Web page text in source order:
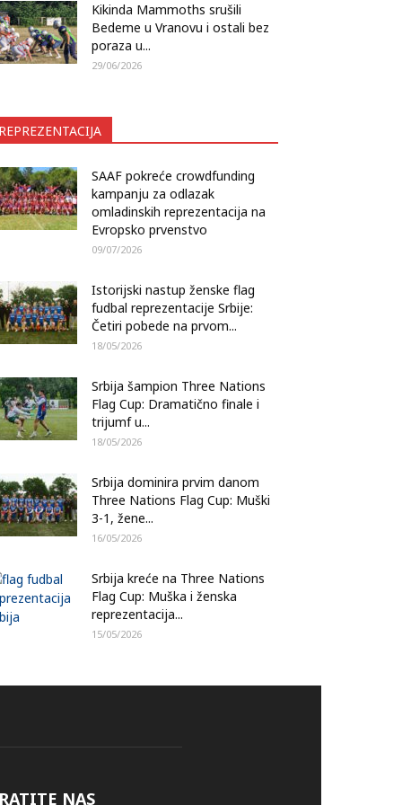
Kikinda Mammoths srušili
Bedeme u Vranovu i ostali bez
poraza u...
29/06/2026
SAAF pokreće crowdfunding
kampanju za odlazak
omladinskih reprezentacija na
Evropsko prvenstvo
09/07/2026
Istorijski nastup ženske flag
fudbal reprezentacije Srbije:
Četiri pobede na prvom...
18/05/2026
Srbija šampion Three Nations
Flag Cup: Dramatično finale i
trijumf u...
18/05/2026
Srbija dominira prvim danom
Three Nations Flag Cup: Muški
3-1, žene...
16/05/2026
Srbija kreće na Three Nations
Flag Cup: Muška i ženska
reprezentacija...
15/05/2026
NAS